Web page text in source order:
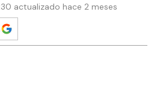
actualizado hace 2 meses